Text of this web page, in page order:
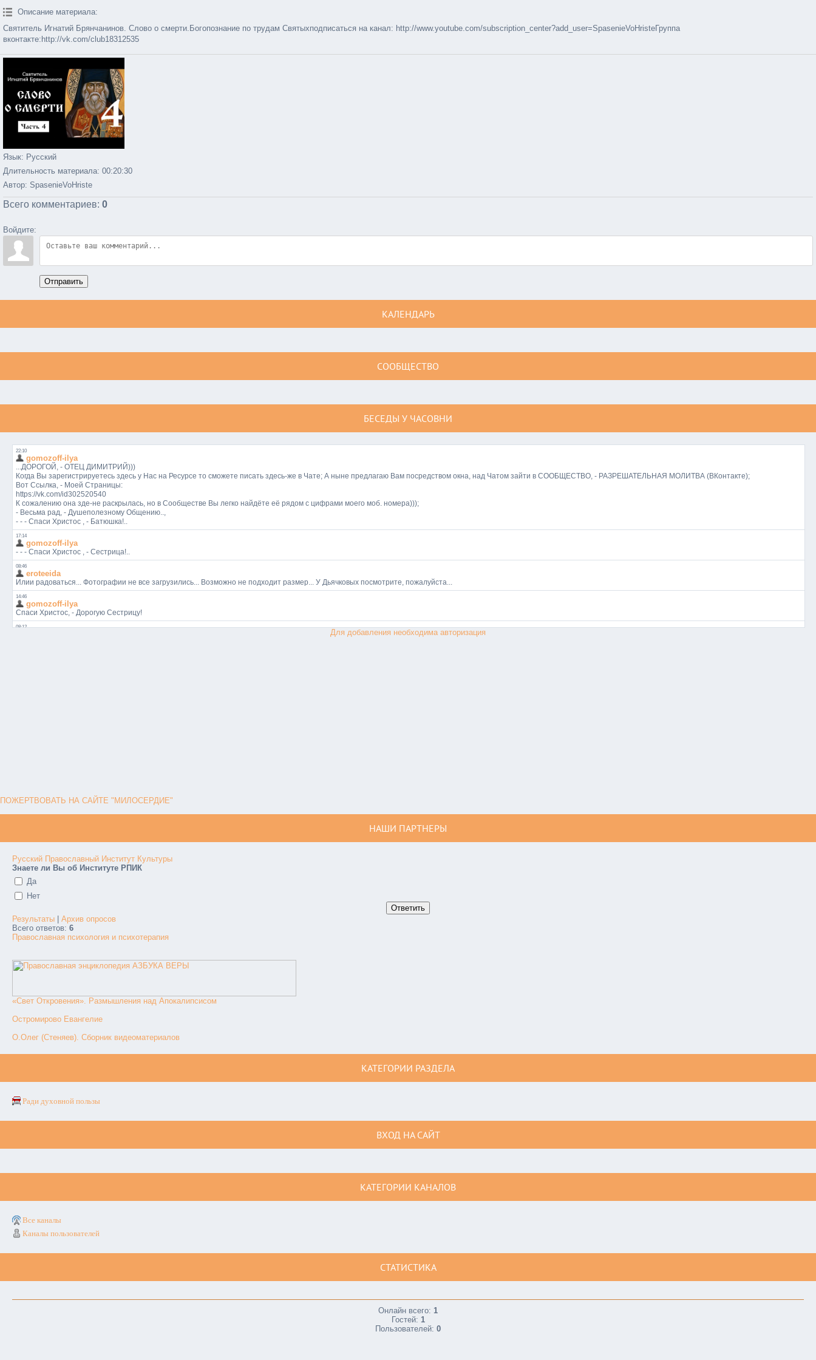
Описание материала:
Святитель Игнатий Брянчанинов. Слово о смерти.Богопознание по трудам Святыхподписаться на канал: http://www.youtube.com/subscription_center?add_user=SpasenieVoHristeГруппа
вконтакте:http://vk.com/club18312535
Язык: Русский
Длительность материала: 00:20:30
Автор: SpasenieVoHriste
Всего комментариев: 0
Войдите:
Отправить
КАЛЕНДАРЬ
СООБЩЕСТВО
БЕСЕДЫ У ЧАСОВНИ
Для добавления необходима авторизация
ПОЖЕРТВОВАТЬ НА САЙТЕ "МИЛОСЕРДИЕ"
НАШИ ПАРТНЕРЫ
Русский Православный Институт Культуры
Знаете ли Вы об Институте РПИК
Да
Нет
Результаты
Архив опросов
Всего ответов: 6
Православная психология и психотерапия
«Свет Откровения». Размышления над Апокалипсисом
Остромирово Евангелие
О.Олег (Стеняев). Сборник видеоматериалов
КАТЕГОРИИ РАЗДЕЛА
Ради духовной пользы
ВХОД НА САЙТ
КАТЕГОРИИ КАНАЛОВ
Все каналы
Каналы пользователей
СТАТИСТИКА
Онлайн всего: 1
Гостей: 1
Пользователей: 0